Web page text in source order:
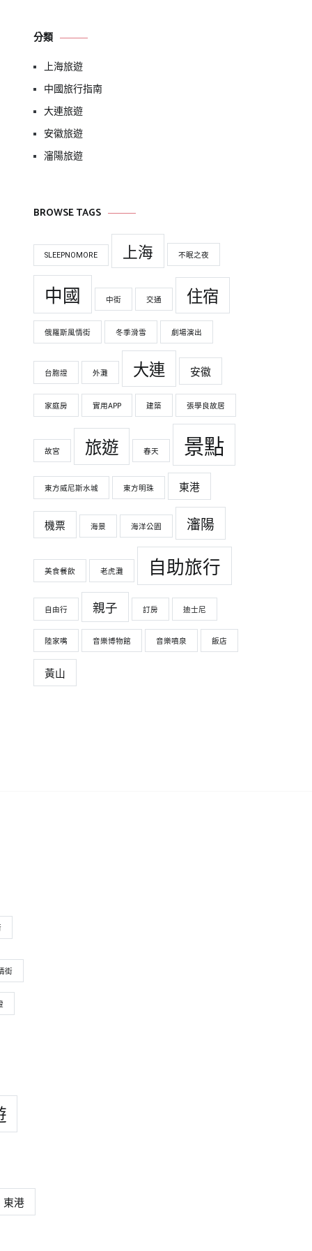
字:
分類
上海旅遊
中國旅行指南
大連旅遊
安徽旅遊
瀋陽旅遊
BROWSE TAGS
SLEEPNOMORE 上海 不眠之夜
中國 中街 交通 住宿
俄羅斯風情街 冬季滑雪 劇場演出
台胞證 外灘 大連 安徽
家庭房 實用APP 建築 張學良故居
故宮 旅遊 春天 景點
東方威尼斯水城 東方明珠 東港
機票 海景 海洋公園 瀋陽
美食餐飲 老虎灘 自助旅行
自由行 親子 訂房 迪士尼
陸家嘴 音樂博物館 音樂噴泉 飯店
黃山
街
東港